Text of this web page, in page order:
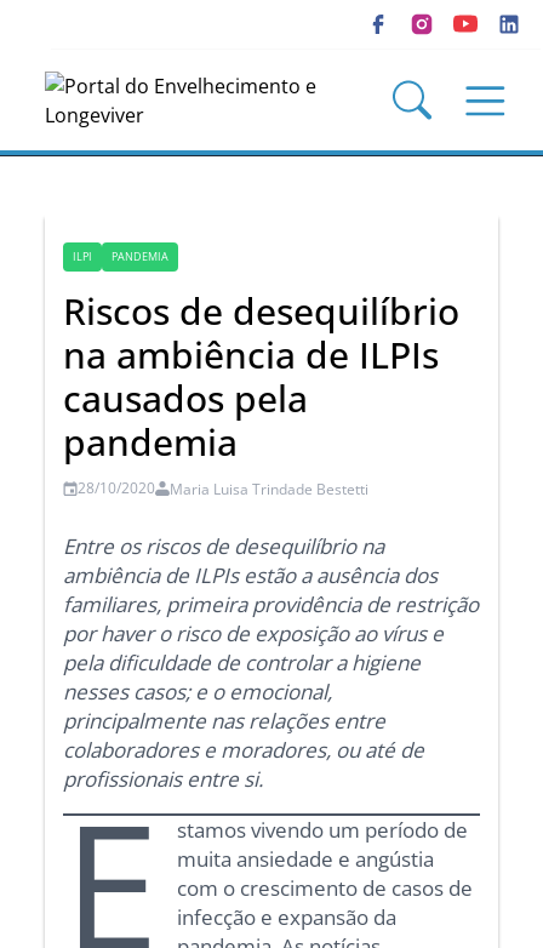
ILPI PANDEMIA
Riscos de desequilíbrio
na ambiência de ILPIs
causados pela
pandemia
28/10/2020 Maria Luisa Trindade Bestetti
Entre os riscos de desequilíbrio na
ambiência de ILPIs estão a ausência dos
familiares, primeira providência de restrição
por haver o risco de exposição ao vírus e
pela dificuldade de controlar a higiene
nesses casos; e o emocional,
principalmente nas relações entre
colaboradores e moradores, ou até de
profissionais entre si.
E
stamos vivendo um período de
muita ansiedade e angústia
com o crescimento de casos de
infecção e expansão da